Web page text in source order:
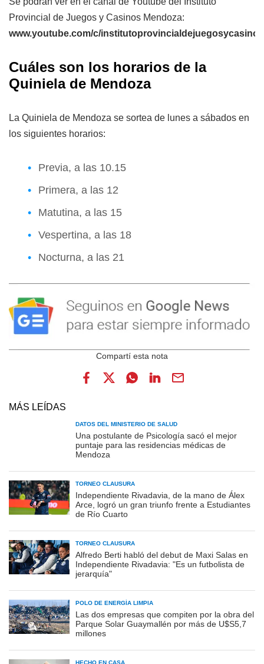
Provincial de Juegos y Casinos Mendoza:
www.youtube.com/c/
Cuáles son los horarios de la
Quiniela de Mendoza
La Quiniela de Mendoza se sortea de lunes a sábados en
los siguientes horarios:
Previa, a las 10.15
Primera, a las 12
Matutina, a las 15
Vespertina, a las 18
Nocturna, a las 21
MÁS LEÍDAS
DATOS DEL MINISTERIO DE SALUD
Una postulante de Psicología sacó el mejor
puntaje para las residencias médicas de
Mendoza
TORNEO CLAUSURA
Independiente Rivadavia, de la mano de Álex
Arce, logró un gran triunfo frente a Estudiantes
de Río Cuarto
TORNEO CLAUSURA
Alfredo Berti habló del debut de Maxi Salas en
Independiente Rivadavia: "Es un futbolista de
jerarquía"
POLO DE ENERGÍA LIMPIA
Las dos empresas que compiten por la obra del
Parque Solar Guaymallén por más de U$S5,7
millones
HECHO EN CASA